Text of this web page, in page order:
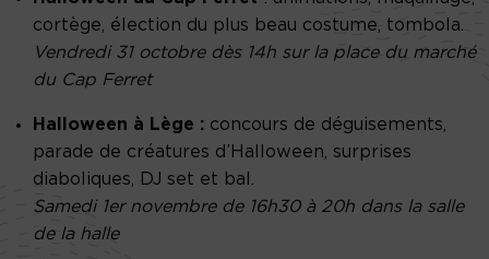
cortège, élection du plus beau costume, tombola.
Vendredi 31 octobre dès 14h sur la place du marché
du Cap Ferret
Halloween à Lège : concours de déguisements,
parade de créatures d’Halloween, surprises
diaboliques, DJ set et bal.
Samedi 1er novembre de 16h30 à 20h dans la salle
de la halle